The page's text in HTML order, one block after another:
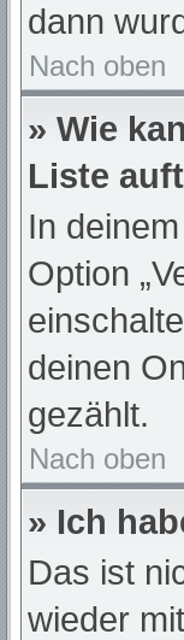
dann
Nach oben
» Wie
Liste
In
Option
deinen
gezählt.
Nach oben
» Ich
Das ist
wieder